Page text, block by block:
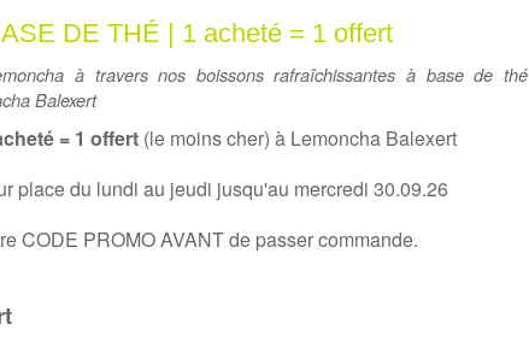
DE THÉ | 1 acheté = 1 offert
à travers nos boissons rafraîchissantes à base de thé
Balexert
= 1 offert (le moins cher) à Lemoncha Balexert
place du lundi au jeudi jusqu'au mercredi 30.09.26
CODE PROMO AVANT de passer commande.